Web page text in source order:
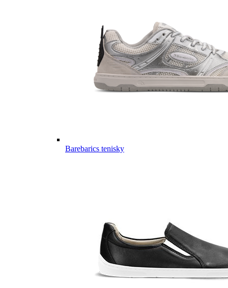
Barebarics tenisky